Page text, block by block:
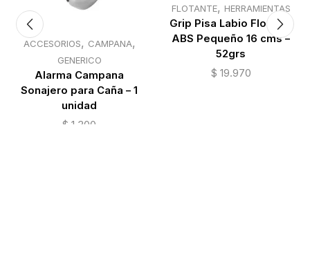
ACCESORIOS, CAMPANA,
GENERICO
Alarma Campana
Sonajero para Caña – 1
unidad
$ 1.300
FLOTANTE, HERRAMIENTAS
Grip Pisa Labio Floating
ABS Pequeño 16 cms –
52grs
$ 19.970